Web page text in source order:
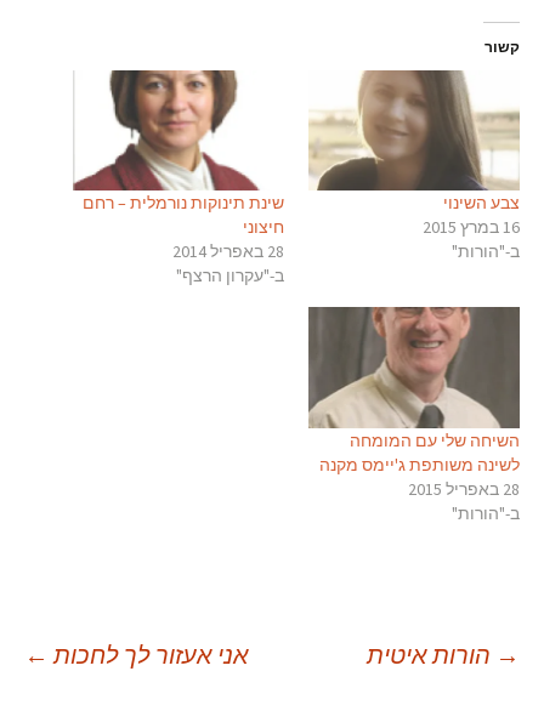
קשור
צבע השינוי
16 במרץ 2015
ב-"הורות"
שינת תינוקות נורמלית – רחם
חיצוני
28 באפריל 2014
ב-"עקרון הרצף"
השיחה שלי עם המומחה
לשינה משותפת ג'יימס מקנה
28 באפריל 2015
ב-"הורות"
ניווט
→ הורות איטית אני אעזור לך לחכות ←